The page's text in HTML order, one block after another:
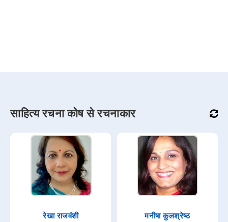
साहित्य रचना कोष से रचनाकार
रेखा राजवंशी मनीषा कुलश्रेष्ठ